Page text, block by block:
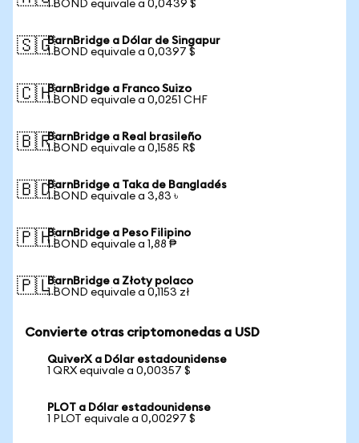
1 BOND equivale a 0,0439 $
🇸🇬BarnBridge a Dólar de Singapur
1 BOND equivale a 0,0397 $
🇨🇭BarnBridge a Franco Suizo
1 BOND equivale a 0,0251 CHF
🇧🇷BarnBridge a Real brasileño
1 BOND equivale a 0,1585 R$
🇧🇩BarnBridge a Taka de Bangladés
1 BOND equivale a 3,83 ৳
🇵🇭BarnBridge a Peso Filipino
1 BOND equivale a 1,88 ₱
🇵🇱BarnBridge a Złoty polaco
1 BOND equivale a 0,1153 zł
Convierte otras criptomonedas a USD
QuiverX a Dólar estadounidense
1 QRX equivale a 0,00357 $
PLOT a Dólar estadounidense
1 PLOT equivale a 0,00297 $